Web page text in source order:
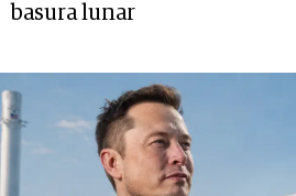
basura lunar